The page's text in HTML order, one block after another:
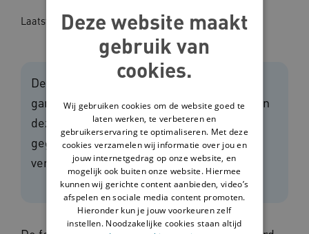
Laatst bijgewerkt op:28-11-2023
Deze folders informeren jongeren over
gamen, alcohol en drugs en de werking van
deze middelen. Daarbij wordt er uitleg
gegeven over de risico’s die eraan
verbonden zijn.
Deze website maakt
gebruik van
cookies.
Wij gebruiken cookies om de website goed te
laten werken, te verbeteren en
gebruikerservaring te optimaliseren. Met deze
cookies verzamelen wij informatie over jou en
jouw internetgedrag op onze website, en
mogelijk ook buiten onze website. Hiermee
kunnen wij gerichte content aanbieden, video’s
afspelen en sociale media content promoten.
Hieronder kun je jouw voorkeuren zelf
instellen. Noodzakelijke cookies staan altijd